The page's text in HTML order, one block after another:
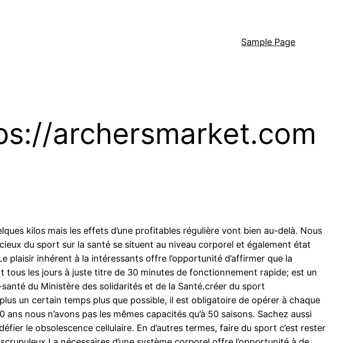
Sample Page
archersmarket.com
kilos mais les effets d’une profitables régulière vont bien au-delà. Nous
du sport sur la santé se situent au niveau corporel et également état
inhérent à la intéressants offre l’opportunité d’affirmer que la
les jours à juste titre de 30 minutes de fonctionnement rapide; est un
du Ministère des solidarités et de la Santé.créer du sport
un certain temps plus que possible, il est obligatoire de opérer à chaque
nous n’avons pas les mêmes capacités qu’à 50 saisons. Sachez aussi
le obsolescence cellulaire. En d’autres termes, faire du sport c’est rester